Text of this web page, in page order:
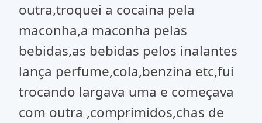
outra,troquei a cocaina pela
maconha,a maconha pelas
bebidas,as bebidas pelos inalantes
lança perfume,cola,benzina etc,fui
trocando largava uma e começava
com outra ,comprimidos,chas de